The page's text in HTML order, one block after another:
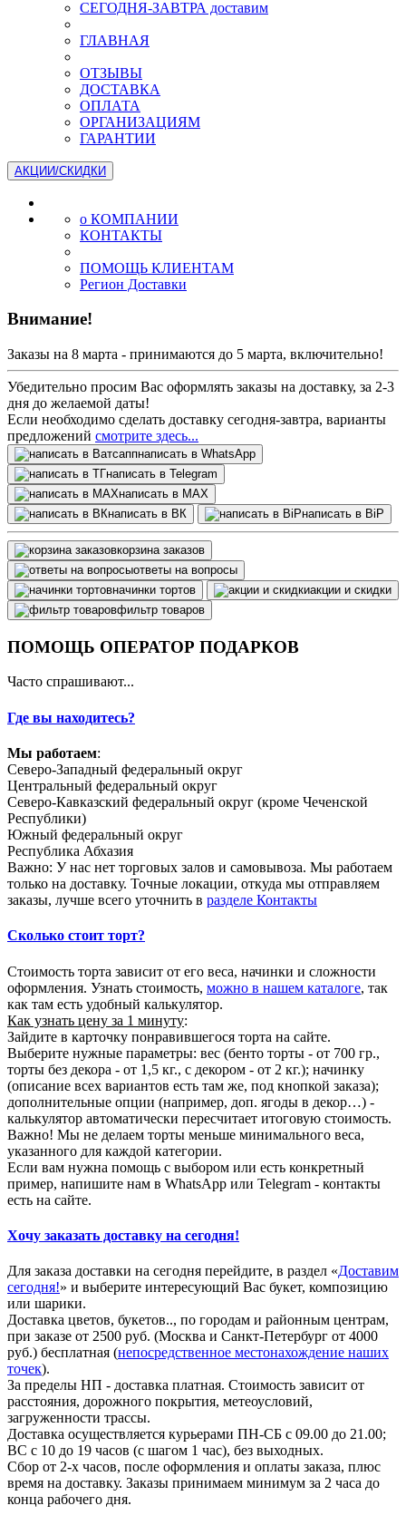
СЕГОДНЯ-ЗАВТРА доставим
ГЛАВНАЯ
ОТЗЫВЫ
ДОСТАВКА
ОПЛАТА
ОРГАНИЗАЦИЯМ
ГАРАНТИИ
АКЦИИ/СКИДКИ
о КОМПАНИИ
КОНТАКТЫ
ПОМОЩЬ КЛИЕНТАМ
Регион Доставки
Внимание!
Заказы на 8 марта - принимаются до 5 марта, включительно!
Убедительно просим Вас оформлять заказы на доставку, за 2-3
дня до желаемой даты!
Если необходимо сделать доставку сегодня-завтра, варианты
предложений смотрите здесь...
написать в WhatsApp
написать в Telegram
написать в МАХ
написать в ВК
написать в BiP
корзина заказов
ответы на вопросы
начинки тортов
акции и скидки
фильтр товаров
ПОМОЩЬ ОПЕРАТОР ПОДАРКОВ
Часто спрашивают...
Где вы находитесь?
Мы работаем:
Северо-Западный федеральный округ
Центральный федеральный округ
Северо-Кавказский федеральный округ (кроме Чеченской
Республики)
Южный федеральный округ
Республика Абхазия
Важно: У нас нет торговых залов и самовывоза. Мы работаем
только на доставку. Точные локации, откуда мы отправляем
заказы, лучше всего уточнить в разделе Контакты
Сколько стоит торт?
Стоимость торта зависит от его веса, начинки и сложности
оформления. Узнать стоимость, можно в нашем каталоге, так
как там есть удобный калькулятор.
Как узнать цену за 1 минуту:
Зайдите в карточку понравившегося торта на сайте.
Выберите нужные параметры: вес (бенто торты - от 700 гр.,
торты без декора - от 1,5 кг., с декором - от 2 кг.); начинку
(описание всех вариантов есть там же, под кнопкой заказа);
дополнительные опции (например, доп. ягоды в декор…) -
калькулятор автоматически пересчитает итоговую стоимость.
Важно! Мы не делаем торты меньше минимального веса,
указанного для каждой категории.
Если вам нужна помощь с выбором или есть конкретный
пример, напишите нам в WhatsApp или Telegram - контакты
есть на сайте.
Хочу заказать доставку на сегодня!
Для заказа доставки на сегодня перейдите, в раздел «Доставим
сегодня!» и выберите интересующий Вас букет, композицию
или шарики.
Доставка цветов, букетов.., по городам и районным центрам,
при заказе от 2500 руб. (Москва и Санкт-Петербург от 4000
руб.) бесплатная (непосредственное местонахождение наших
точек).
За пределы НП - доставка платная. Стоимость зависит от
расстояния, дорожного покрытия, метеоусловий,
загруженности трассы.
Доставка осуществляется курьерами ПН-СБ с 09.00 до 21.00;
ВС с 10 до 19 часов (с шагом 1 час), без выходных.
Сбор от 2-х часов, после оформления и оплаты заказа, плюс
время на доставку. Заказы принимаем минимум за 2 часа до
конца рабочего дня.